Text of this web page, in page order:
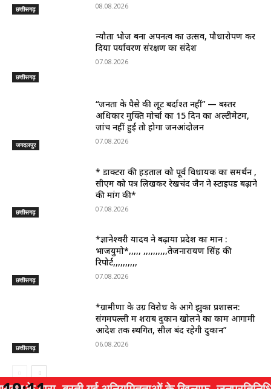
छत्तीसगढ़ 08.08.2026
छत्तीसगढ़
न्यौता भोज बना अपनत्व का उत्सव, पौधारोपण कर
दिया पर्यावरण संरक्षण का संदेश
07.08.2026
जगदलपुर
“जनता के पैसे की लूट बर्दाश्त नहीं” — बस्तर
अधिकार मुक्ति मोर्चा का 15 दिन का अल्टीमेटम,
जांच नहीं हुई तो होगा जनआंदोलन
07.08.2026
छत्तीसगढ़
* डाक्टरों की हड़ताल को पूर्व विधायक का समर्थन ,
सीएम को पत्र लिखकर रेखचंद जैन ने स्टाइपेंड बढ़ाने
की मांग की*
07.08.2026
छत्तीसगढ़
*ज्ञानेश्वरी यादव ने बढ़ाया प्रदेश का मान :
भाजयुमो*,,,,, ,,,,,,,,,,तेजनारायण सिंह की
रिपोर्ट,,,,,,,,,,
07.08.2026
छत्तीसगढ़
*ग्रामीणों के उग्र विरोध के आगे झुका प्रशासन:
संगमपल्ली में शराब दुकान खोलने का काम आगामी
आदेश तक स्थगित, सील बंद रहेगी दुकान”
06.08.2026